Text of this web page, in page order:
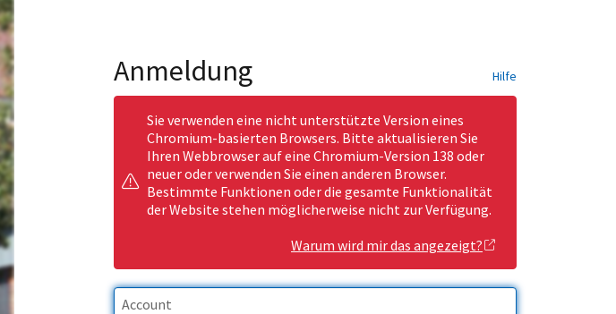
Anmeldung Hilfe
Sie verwenden eine nicht unterstützte Version eines
Chromium-basierten Browsers. Bitte aktualisieren Sie
Ihren Webbrowser auf eine Chromium-Version 138 oder
neuer oder verwenden Sie einen anderen Browser.
Bestimmte Funktionen oder die gesamte Funktionalität
der Website stehen möglicherweise nicht zur Verfügung.
Warum wird mir das angezeigt?